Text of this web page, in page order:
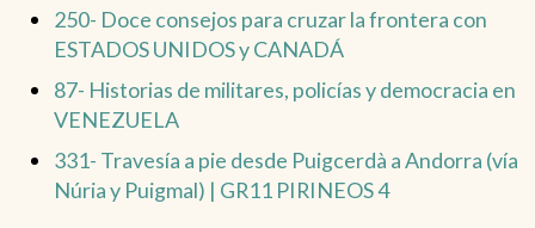
250- Doce consejos para cruzar la frontera con
ESTADOS UNIDOS y CANADÁ
87- Historias de militares, policías y democracia en
VENEZUELA
331- Travesía a pie desde Puigcerdà a Andorra (vía
Núria y Puigmal) | GR11 PIRINEOS 4